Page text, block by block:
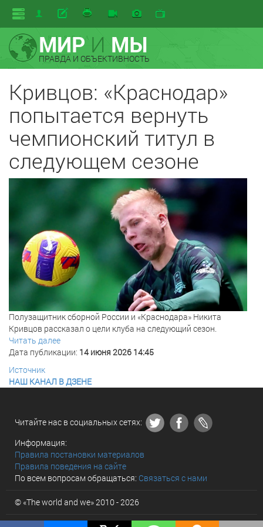
МИРИ МЫ
ПРАВДА И ОБЪЕКТИВНОСТЬ
Кривцов: «Краснодар»
попытается вернуть
чемпионский титул в
следующем сезоне
Полузащитник сборной России и «Краснодара» Никита
Кривцов рассказал о цели клуба на следующий сезон.
Читать далее
Дата публикации: 14 июня 2026 14:45
Источник
НАШ КАНАЛ В ДЗЕНЕ
Читайте нас в социальных сетях:
Информация:
Правила постановки материалов
Правила поведения на сайте
По всем вопросам обращаться: Связаться с нами
© «The world and we» 2010 - 2026